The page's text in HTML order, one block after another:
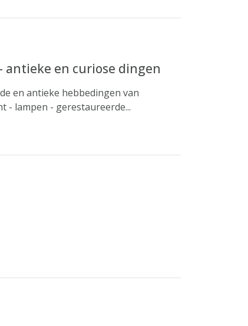
en curiose dingen
en antieke hebbedingen van
- lampen - gerestaureerde...